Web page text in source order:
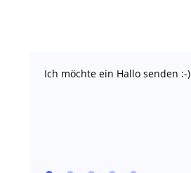
Ich möchte ein Hallo senden :-)